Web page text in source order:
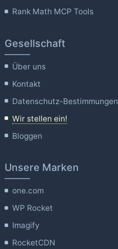
Rank Math MCP Tools
Gesellschaft
Über uns
Kontakt
Datenschutz-Bestimmungen
Wir stellen ein!
Bloggen
Unsere Marken
one.com
WP Rocket
Imagify
RocketCDN